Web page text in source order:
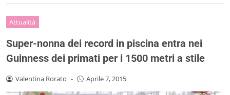
Attualità
Super-nonna dei record in piscina entra nei
Guinness dei primati per i 1500 metri a stile
Valentina Rorato - Aprile 7, 2015